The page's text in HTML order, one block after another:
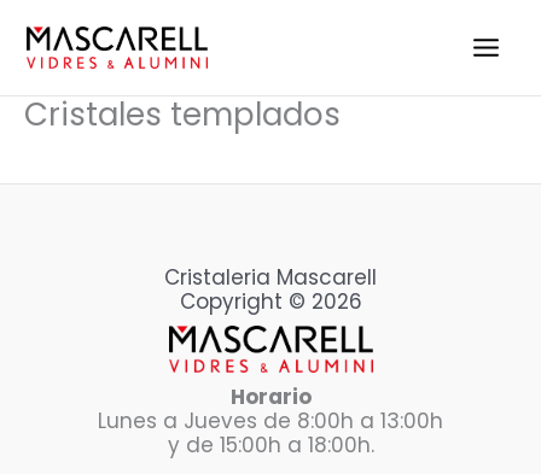
contenido
Cristales templados
Cristaleria Mascarell
Copyright © 2026
Horario
Lunes a Jueves de 8:00h a 13:00h
y de 15:00h a 18:00h.